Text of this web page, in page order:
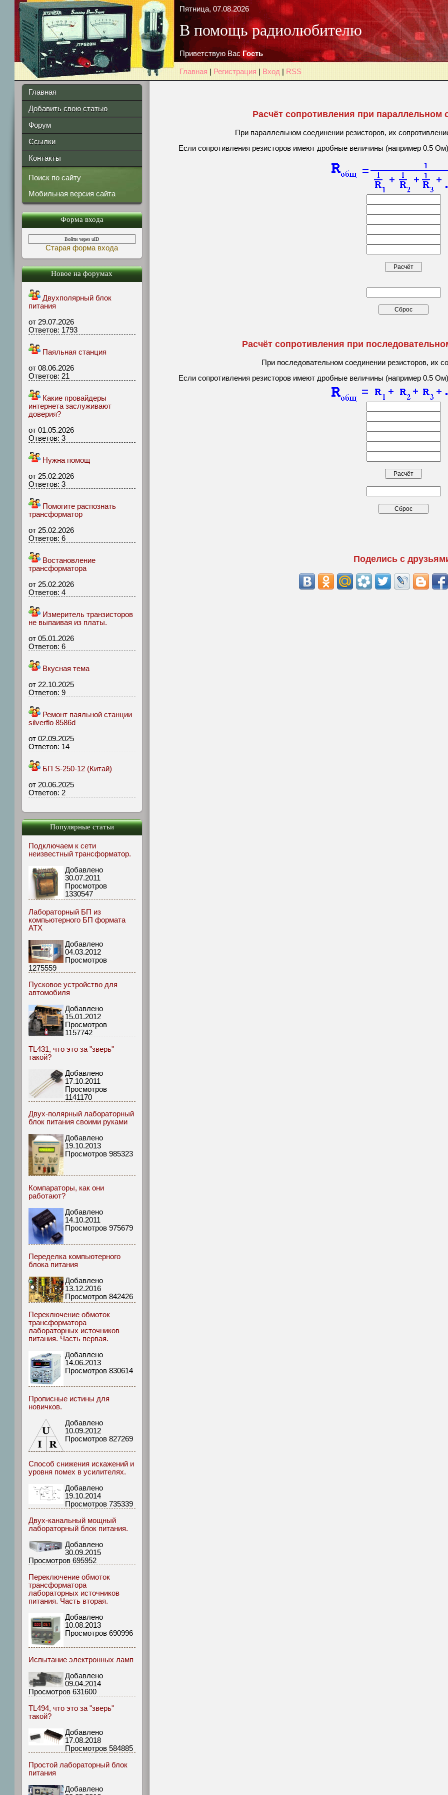
Пятница, 07.08.2026
В помощь радиолюбителю
Приветствую Вас Гость
Главная Регистрация Вход RSS
Расчёт сопротивления при параллельном
При параллельном соединении резисторов, их
Если сопротивления резисторов имеют дробные величины (например 0.5
Расчёт сопротивления при
При последовательном соединении резисторов, их
Если сопротивления резисторов имеют дробные величины (например 0.5
Поделись с
Главная
Добавить свою статью
Форум
Ссылки
Контакты
Поиск по сайту
Мобильная версия сайта
Форма входа
Войти через uID
Старая форма входа
Новое на форумах
Двухполярный блок
питания
от 29.07.2026
Ответов: 1793
Паяльная станция
от 08.06.2026
Ответов: 21
Какие провайдеры
интернета заслуживают
доверия?
от 01.05.2026
Ответов: 3
Нужна помощ
от 25.02.2026
Ответов: 3
Помогите распознать
трансформатор
от 25.02.2026
Ответов: 6
Востановление
трансформатора
от 25.02.2026
Ответов: 4
Измеритель транзисторов
не выпаивая из платы.
от 05.01.2026
Ответов: 6
Вкусная тема
от 22.10.2025
Ответов: 9
Ремонт паяльной станции
silverflo 8586d
от 02.09.2025
Ответов: 14
БП S-250-12 (Китай)
от 20.06.2025
Ответов: 2
Популярные статьи
Подключаем к сети
неизвестный трансформатор.
Добавлено
30.07.2011
Просмотров
1330547
Лабораторный БП из
компьютерного БП формата
АТХ
Добавлено
04.03.2012
Просмотров
1275559
Пусковое устройство для
автомобиля
Добавлено
15.01.2012
Просмотров
1157742
TL431, что это за "зверь"
такой?
Добавлено
17.10.2011
Просмотров
1141170
Двух-полярный лабораторный
блок питания своими руками
Добавлено
19.10.2013
Просмотров 985323
Компараторы, как они
работают?
Добавлено
14.10.2011
Просмотров 975679
Переделка компьютерного
блока питания
Добавлено
13.12.2016
Просмотров 842426
Переключение обмоток
трансформатора
лабораторных источников
питания. Часть первая.
Добавлено
14.06.2013
Просмотров 830614
Прописные истины для
новичков.
Добавлено
10.09.2012
Просмотров 827269
Способ снижения искажений и
уровня помех в усилителях.
Добавлено
19.10.2014
Просмотров 735339
Двух-канальный мощный
лабораторный блок питания.
Добавлено
30.09.2015
Просмотров 695952
Переключение обмоток
трансформатора
лабораторных источников
питания. Часть вторая.
Добавлено
10.08.2013
Просмотров 690996
Испытание электронных ламп
Добавлено
09.04.2014
Просмотров 631600
TL494, что это за "зверь"
такой?
Добавлено
17.08.2018
Просмотров 584885
Простой лабораторный блок
питания
Добавлено